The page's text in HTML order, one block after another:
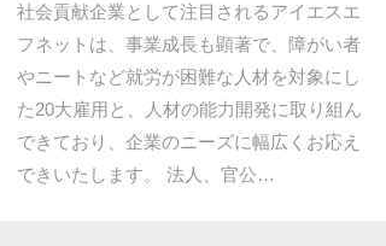
社会貢献企業として注目されるアイエスエ
フネットは、事業成長も顕著で、障がい者
やニートなど就労が困難な人材を対象にし
た20大雇用と、人材の能力開発に取り組ん
できており、企業のニーズに幅広くお応え
できいたします。 法人、官公…